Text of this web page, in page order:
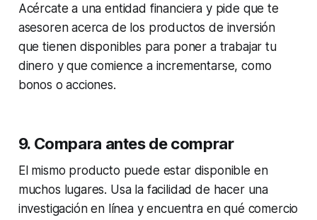
Acércate a una entidad financiera y pide que te
asesoren acerca de los productos de inversión
que tienen disponibles para poner a trabajar tu
dinero y que comience a incrementarse, como
bonos o acciones.
9. Compara antes de comprar
El mismo producto puede estar disponible en
muchos lugares. Usa la facilidad de hacer una
investigación en línea y encuentra en qué comercio